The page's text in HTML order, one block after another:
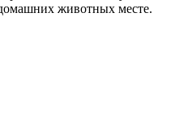
животных месте.